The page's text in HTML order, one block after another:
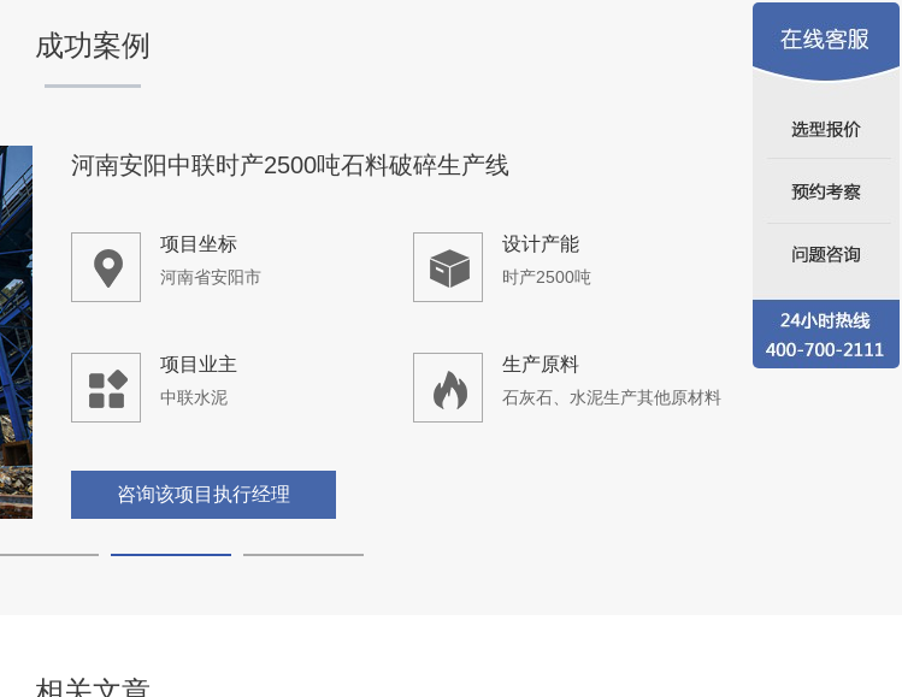
成功案例咨询该项目执行经理
河南安阳中联时产2500吨石料破碎生产线
项目坐标
河南省安阳市
设计产能
时产2500吨
项目业主
中联水泥
生产原料
石灰石、水泥生产其他原材料
咨询该项目执行经理